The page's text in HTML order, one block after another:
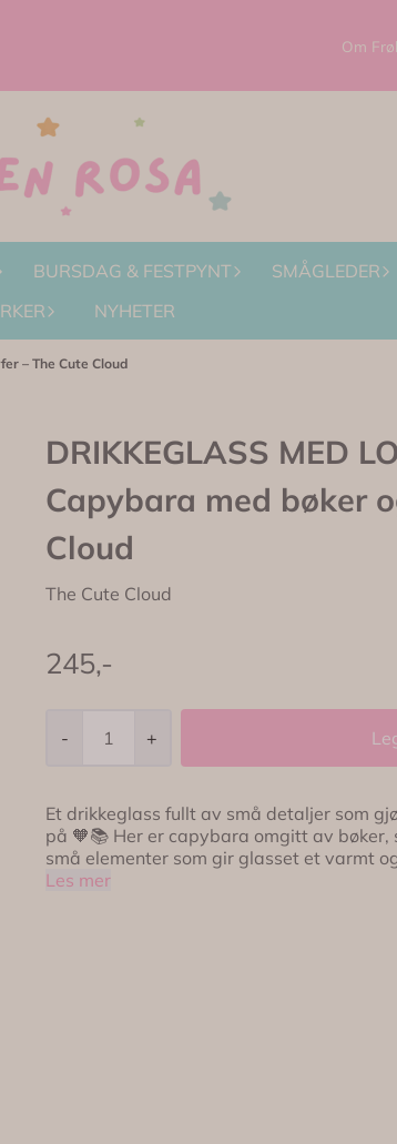
Om
BURSDAG & FESTPYNT SMÅGLEDER
NYHETER
– The Cute Cloud
DRIKKEGLASS MED
Capybara med bøker
Cloud
The Cute Cloud
245,-
- +
Et drikkeglass fullt av små detaljer som
på 🧡📚 Her er capybara omgitt av
små elementer som gir glasset et varmt og lekent uttrykk.
motivet ekstra fint fra alle vinkler, mens
Les mer